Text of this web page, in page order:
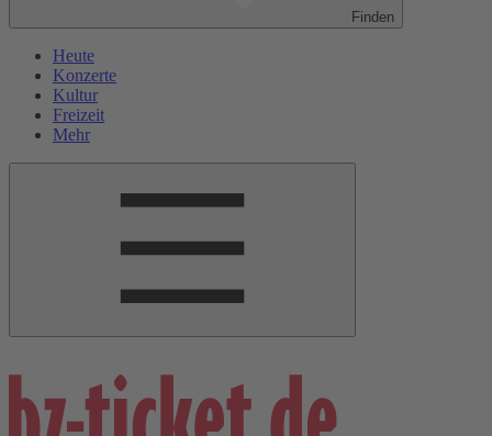
Finden
Heute
Konzerte
Kultur
Freizeit
Mehr